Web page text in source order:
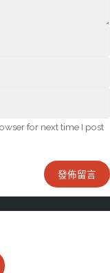
for next time I post